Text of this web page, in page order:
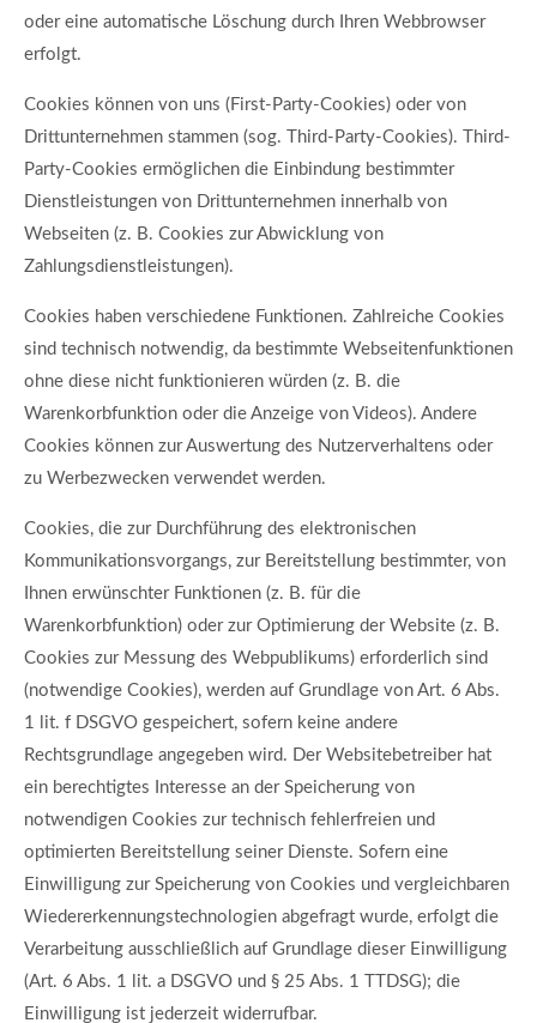
oder eine automatische Löschung durch Ihren Webbrowser
erfolgt.
Cookies können von uns (First-Party-Cookies) oder von
Drittunternehmen stammen (sog. Third-Party-Cookies). Third-
Party-Cookies ermöglichen die Einbindung bestimmter
Dienstleistungen von Drittunternehmen innerhalb von
Webseiten (z. B. Cookies zur Abwicklung von
Zahlungsdienstleistungen).
Cookies haben verschiedene Funktionen. Zahlreiche Cookies
sind technisch notwendig, da bestimmte Webseitenfunktionen
ohne diese nicht funktionieren würden (z. B. die
Warenkorbfunktion oder die Anzeige von Videos). Andere
Cookies können zur Auswertung des Nutzerverhaltens oder
zu Werbezwecken verwendet werden.
Cookies, die zur Durchführung des elektronischen
Kommunikationsvorgangs, zur Bereitstellung bestimmter, von
Ihnen erwünschter Funktionen (z. B. für die
Warenkorbfunktion) oder zur Optimierung der Website (z. B.
Cookies zur Messung des Webpublikums) erforderlich sind
(notwendige Cookies), werden auf Grundlage von Art. 6 Abs.
1 lit. f DSGVO gespeichert, sofern keine andere
Rechtsgrundlage angegeben wird. Der Websitebetreiber hat
ein berechtigtes Interesse an der Speicherung von
notwendigen Cookies zur technisch fehlerfreien und
optimierten Bereitstellung seiner Dienste. Sofern eine
Einwilligung zur Speicherung von Cookies und vergleichbaren
Wiedererkennungstechnologien abgefragt wurde, erfolgt die
Verarbeitung ausschließlich auf Grundlage dieser Einwilligung
(Art. 6 Abs. 1 lit. a DSGVO und § 25 Abs. 1 TTDSG); die
Einwilligung ist jederzeit widerrufbar.